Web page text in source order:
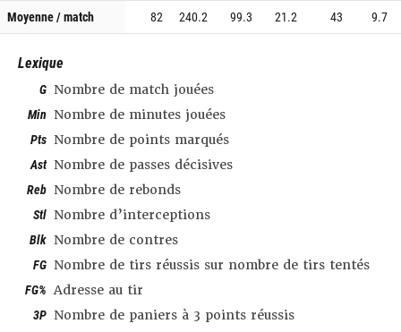
Moyenne / match
82 240.2 99.3 21.2 43 9.7
Lexique
G Nombre de match jouées
Min Nombre de minutes jouées
Pts Nombre de points marqués
Ast Nombre de passes décisives
Reb Nombre de rebonds
Stl Nombre d’interceptions
Blk Nombre de contres
FG Nombre de tirs réussis sur nombre de tirs tentés
FG% Adresse au tir
3P Nombre de paniers à 3 points réussis